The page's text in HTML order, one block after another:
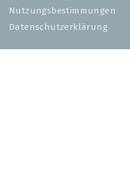
Nutzungsbestimmungen
Datenschutzerklärung